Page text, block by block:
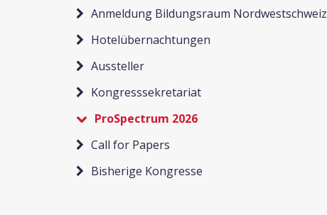
Anmeldung Bildungsraum Nordwestschweiz
Hotelübernachtungen
Aussteller
Kongresssekretariat
ProSpectrum 2026
Call for Papers
Bisherige Kongresse